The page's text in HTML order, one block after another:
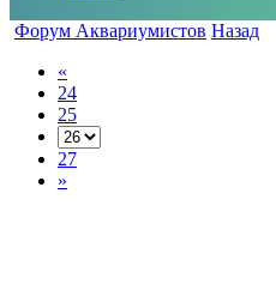
Форум Аквариумистов Назад
«
24
25
27
»